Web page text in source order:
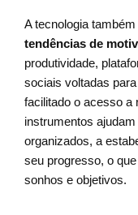
A tecnologia
tendências de
produtividade,
sociais voltadas
facilitado o acesso
instrumentos
organizados, a
seu progresso, o
sonhos e objetivos.